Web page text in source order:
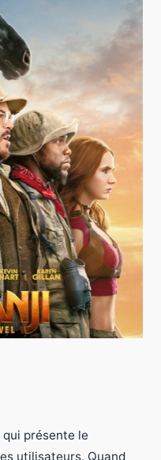
présente le
utilisateurs. Quand